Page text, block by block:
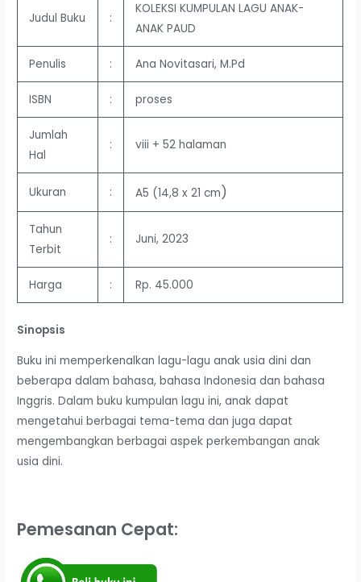
Judul Buku :
KOLEKSI KUMPULAN LAGU ANAK-
ANAK PAUD
Penulis : Ana Novitasari, M.Pd
ISBN : proses
Jumlah
Hal
: viii + 52 halaman
Ukuran : A5 (14,8 x 21 cm)
Tahun
Terbit
: Juni, 2023
Harga : Rp. 45.000
Sinopsis
Buku ini memperkenalkan lagu-lagu anak usia dini dan
beberapa dalam bahasa, bahasa Indonesia dan bahasa
Inggris. Dalam buku kumpulan lagu ini, anak dapat
mengetahui berbagai tema-tema dan juga dapat
mengembangkan berbagai aspek perkembangan anak
usia dini.
Pemesanan Cepat: